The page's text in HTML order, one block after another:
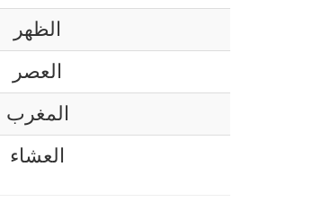
الظهر
العصر
المغرب
العشاء